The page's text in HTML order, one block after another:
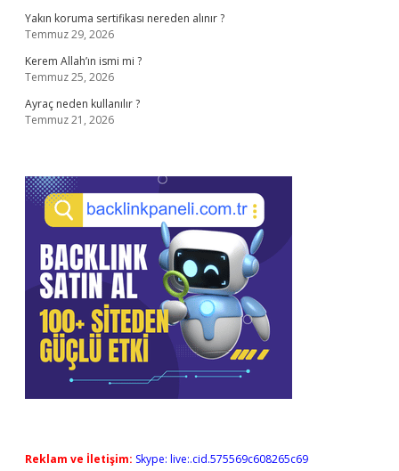
Yakın koruma sertifikası nereden alınır ?
Temmuz 29, 2026
Kerem Allah’ın ismi mi ?
Temmuz 25, 2026
Ayraç neden kullanılır ?
Temmuz 21, 2026
Reklam ve İletişim: Skype: live:.cid.575569c608265c69